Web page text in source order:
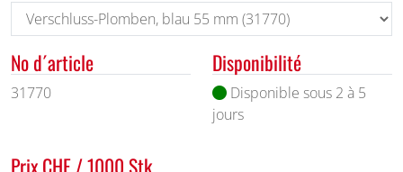
No d´article
31770
Disponibilité
Disponible sous 2 à 5
jours
Prix CHF / 1000 Stk